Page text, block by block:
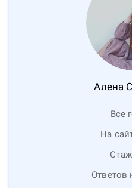
Алена
Все
На
Ответов